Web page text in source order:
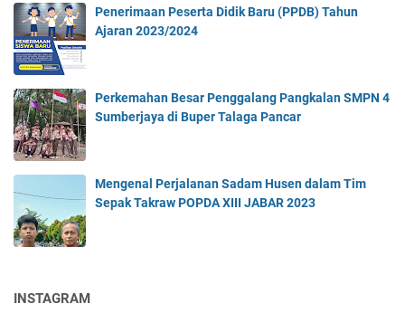
Penerimaan Peserta Didik Baru (PPDB) Tahun
Ajaran 2023/2024
Perkemahan Besar Penggalang Pangkalan SMPN 4
Sumberjaya di Buper Talaga Pancar
Mengenal Perjalanan Sadam Husen dalam Tim
Sepak Takraw POPDA XIII JABAR 2023
INSTAGRAM